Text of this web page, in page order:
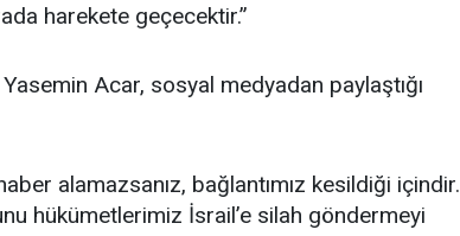
harekete geçecektir.”
Acar, sosyal medyadan paylaştığı
alamazsanız, bağlantımız kesildiği içindir.
hükümetlerimiz İsrail’e silah göndermeyi